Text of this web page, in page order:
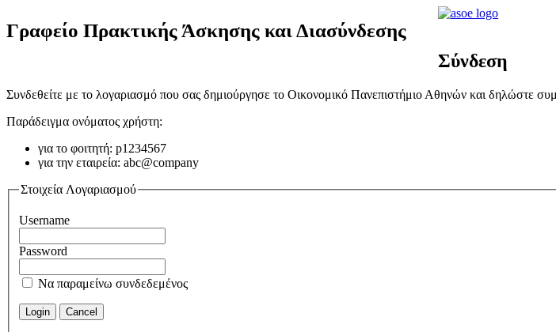
Γραφείο Πρακτικής Άσκησης και Διασύνδεσης
Σύνδεση
Συνδεθείτε με το λογαριασμό που σας δημιούργησε το Οικονομικό Πανεπιστήμιο Αθηνών και δηλώστε
Παράδειγμα ονόματος χρήστη:
για το φοιτητή: p1234567
για την εταιρεία: abc@company
Στοιχεία Λογαριασμού
Username
Password
Να παραμείνω συνδεδεμένος